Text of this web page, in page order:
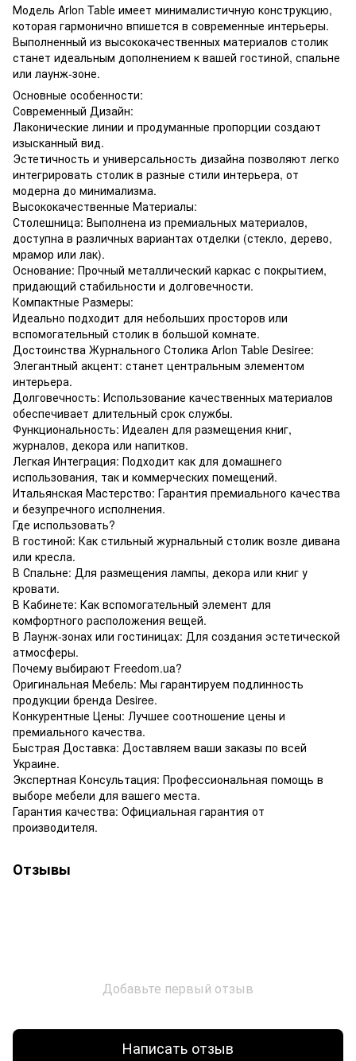
Модель Arlon Table имеет минималистичную конструкцию,
которая гармонично впишется в современные интерьеры.
Выполненный из высококачественных материалов столик
станет идеальным дополнением к вашей гостиной, спальне
или лаунж-зоне.
Основные особенности:
Современный Дизайн:
Лаконические линии и продуманные пропорции создают
изысканный вид.
Эстетичность и универсальность дизайна позволяют легко
интегрировать столик в разные стили интерьера, от
модерна до минимализма.
Высококачественные Материалы:
Столешница: Выполнена из премиальных материалов,
доступна в различных вариантах отделки (стекло, дерево,
мрамор или лак).
Основание: Прочный металлический каркас с покрытием,
придающий стабильности и долговечности.
Компактные Размеры:
Идеально подходит для небольших просторов или
вспомогательный столик в большой комнате.
Достоинства Журнального Столика Arlon Table Desiree:
Элегантный акцент: станет центральным элементом
интерьера.
Долговечность: Использование качественных материалов
обеспечивает длительный срок службы.
Функциональность: Идеален для размещения книг,
журналов, декора или напитков.
Легкая Интеграция: Подходит как для домашнего
использования, так и коммерческих помещений.
Итальянская Мастерство: Гарантия премиального качества
и безупречного исполнения.
Где использовать?
В гостиной: Как стильный журнальный столик возле дивана
или кресла.
В Спальне: Для размещения лампы, декора или книг у
кровати.
В Кабинете: Как вспомогательный элемент для
комфортного расположения вещей.
В Лаунж-зонах или гостиницах: Для создания эстетической
атмосферы.
Почему выбирают Freedom.ua?
Оригинальная Мебель: Мы гарантируем подлинность
продукции бренда Desiree.
Конкурентные Цены: Лучшее соотношение цены и
премиального качества.
Быстрая Доставка: Доставляем ваши заказы по всей
Украине.
Экспертная Консультация: Профессиональная помощь в
выборе мебели для вашего места.
Гарантия качества: Официальная гарантия от
производителя.
Отзывы
Добавьте первый отзыв
Написать отзыв